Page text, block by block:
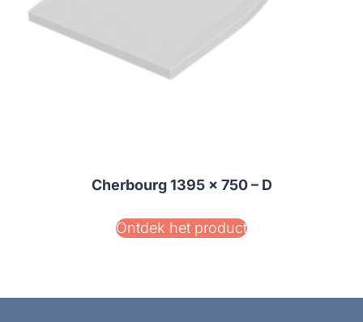
Cherbourg 1395 x 750 – D
Ontdek het product